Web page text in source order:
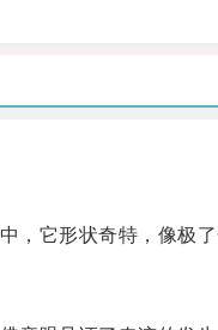
它形状奇特，像极了